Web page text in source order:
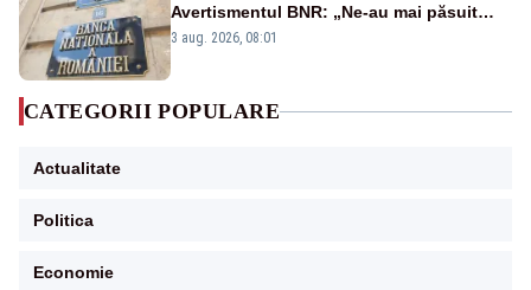
Avertismentul BNR: „Ne-au mai păsuit
pentru câteva luni”
3 aug. 2026, 08:01
CATEGORII POPULARE
Actualitate
Politica
Economie